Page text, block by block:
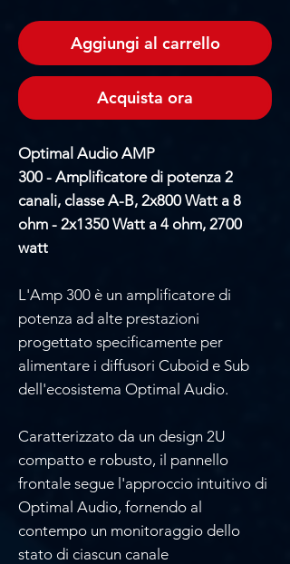
Aggiungi al carrello
Acquista ora
Optimal Audio AMP
300 - Amplificatore di potenza 2
canali, classe A-B, 2x800 Watt a 8
ohm - 2x1350 Watt a 4 ohm, 2700
watt
L'Amp 300 è un amplificatore di
potenza ad alte prestazioni
progettato specificamente per
alimentare i diffusori Cuboid e Sub
dell'ecosistema Optimal Audio.
Caratterizzato da un design 2U
compatto e robusto, il pannello
frontale segue l'approccio intuitivo di
Optimal Audio, fornendo al
contempo un monitoraggio dello
stato di ciascun canale